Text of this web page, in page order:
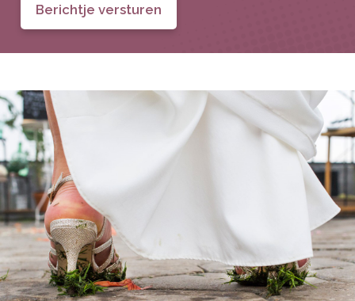
Berichtje versturen